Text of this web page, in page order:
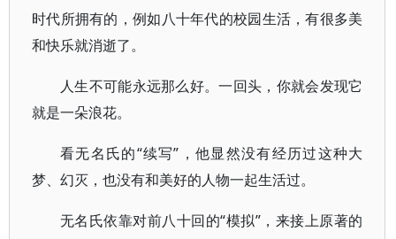
时代所拥有的，例如八十年代的校园生活，有很多美
和快乐就消逝了。
人生不可能永远那么好。一回头，你就会发现它
就是一朵浪花。
看无名氏的“续写”，他显然没有经历过这种大
梦、幻灭，也没有和美好的人物一起生活过。
无名氏依靠对前八十回的“模拟”，来接上原著的